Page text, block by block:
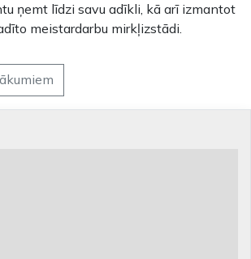
ņemt līdzi savu adīkli, kā arī izmantot
meistardarbu mirkļizstādi.